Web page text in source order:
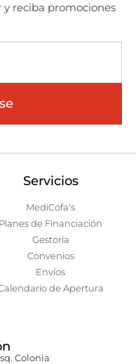
y reciba promociones
Servicios
MediCofa's
Planes de Financiación
Gestoría
Convenios
Envíos
de Apertura
Colonia